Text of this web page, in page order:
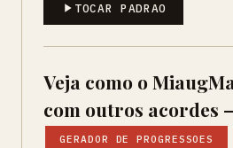
TOCAR PADRAO
Veja como o
com outros acordes
GERADOR DE PROGRESSOES